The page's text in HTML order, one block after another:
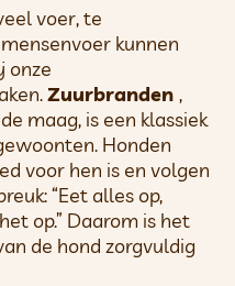
voer, te
kunnen
onze
Zuurbranden ,
maag, is een klassiek
Honden
voor hen is en volgen
“Eet alles op,
op.” Daarom is het
de hond zorgvuldig